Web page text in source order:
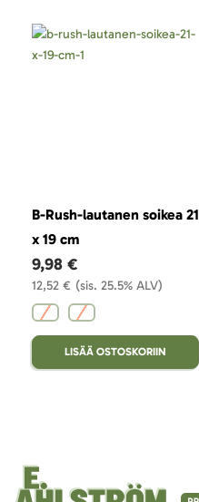
B-Rush-lautanen soikea 21
x 19 cm
(sis. 25.5% ALV)
12,52 €
9,98 €
LISÄÄ OSTOSKORIIN